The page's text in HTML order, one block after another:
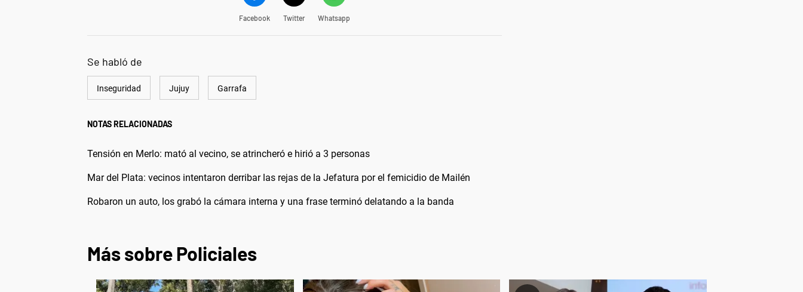
Facebook Twitter Whatsapp
Se habló de
Inseguridad Jujuy Garrafa
NOTAS RELACIONADAS
Tensión en Merlo: mató al vecino, se atrincheró e hirió a 3 personas
Mar del Plata: vecinos intentaron derribar las rejas de la Jefatura por el femicidio de Mailén
Robaron un auto, los grabó la cámara interna y una frase terminó delatando a la banda
Más sobre Policiales